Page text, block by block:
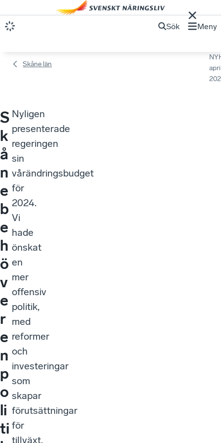
Sök Meny
Skåne län
S
k
å
n
e
b
e
h
ö
v
e
r
e
n
p
o
li
ti
Nyligen
presenterade
regeringen
sin
vårändringsbudget
för
2024.
Vi
hade
önskat
en
mer
offensiv
politik,
med
reformer
och
investeringar
som
skapar
förutsättningar
för
tillväxt,